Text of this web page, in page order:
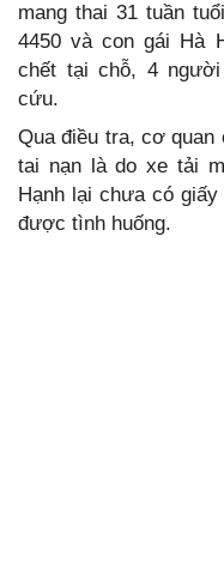
mang thai 31 tuần
4450 và con gái Hà
chết tại chỗ, 4
cứu.
Qua điều tra, cơ quan
tai nạn là do xe tải
Hạnh lại chưa có
được tình huống.